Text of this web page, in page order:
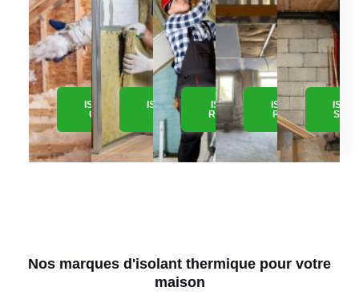
ISOLATION
COMBLE
ISOLATION
MURS
ISOLATION
RAMPANTS
ISOLATION
PLAFOND
Nos marques d'isolant thermique pour votre
maison